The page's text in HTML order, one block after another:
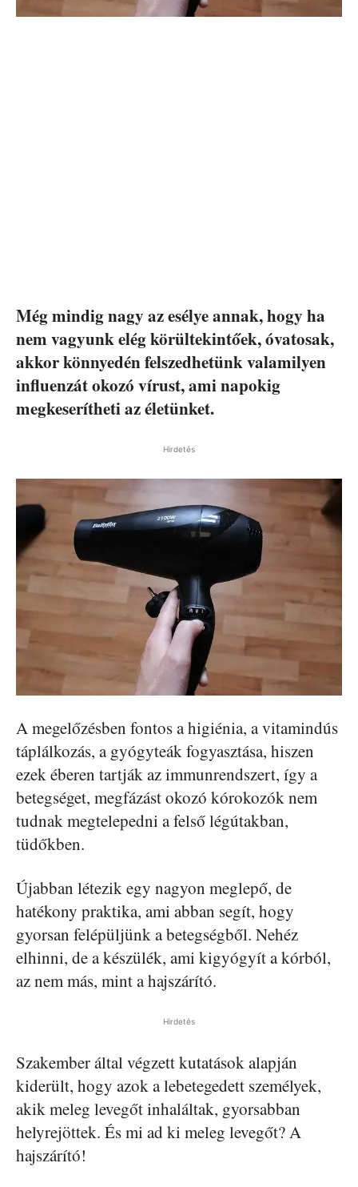
Még mindig nagy az esélye annak, hogy ha
nem vagyunk elég körültekintőek, óvatosak,
akkor könnyedén felszedhetünk valamilyen
influenzát okozó vírust, ami napokig
megkeserítheti az életünket.
Hirdetés
A megelőzésben fontos a higiénia, a vitamindús
táplálkozás, a gyógyteák fogyasztása, hiszen
ezek éberen tartják az immunrendszert, így a
betegséget, megfázást okozó kórokozók nem
tudnak megtelepedni a felső légútakban,
tüdőkben.
Újabban létezik egy nagyon meglepő, de
hatékony praktika, ami abban segít, hogy
gyorsan felépüljünk a betegségből. Nehéz
elhinni, de a készülék, ami kigyógyít a kórból,
az nem más, mint a hajszárító.
Hirdetés
Szakember által végzett kutatások alapján
kiderült, hogy azok a lebetegedett személyek,
akik meleg levegőt inhaláltak, gyorsabban
helyrejöttek. És mi ad ki meleg levegőt? A
hajszárító!